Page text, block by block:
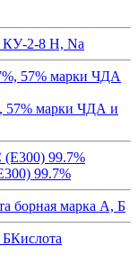
КУ-2-8 H, Na
57% марки ЧДА и
99.7%
борная марка А, Б
Кислота